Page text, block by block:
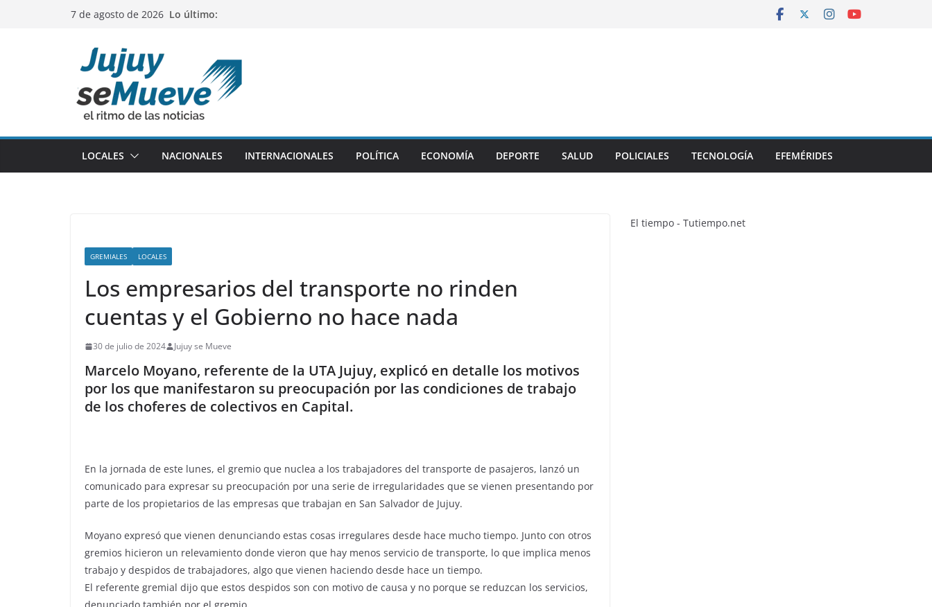
7 de agosto de 2026 Lo último:
LOCALES NACIONALES INTERNACIONALES POLÍTICA ECONOMÍA DEPORTE SALUD POLICIALES TECNOLOGÍA EFEMÉRIDES
GREMIALES LOCALES
Los empresarios del transporte no rinden
cuentas y el Gobierno no hace nada
30 de julio de 2024 Jujuy se Mueve
Marcelo Moyano, referente de la UTA Jujuy, explicó en detalle los motivos
por los que manifestaron su preocupación por las condiciones de trabajo
de los choferes de colectivos en Capital.
En la jornada de este lunes, el gremio que nuclea a los trabajadores del transporte de pasajeros, lanzó un
comunicado para expresar su preocupación por una serie de irregularidades que se vienen presentando por
parte de los propietarios de las empresas que trabajan en San Salvador de Jujuy.
Moyano expresó que vienen denunciando estas cosas irregulares desde hace mucho tiempo. Junto con otros
gremios hicieron un relevamiento donde vieron que hay menos servicio de transporte, lo que implica menos
trabajo y despidos de trabajadores, algo que vienen haciendo desde hace un tiempo.
El referente gremial dijo que estos despidos son con motivo de causa y no porque se reduzcan los servicios,
El tiempo - Tutiempo.net